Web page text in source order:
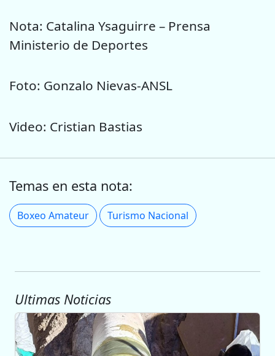
Nota: Catalina Ysaguirre – Prensa
Ministerio de Deportes
Foto: Gonzalo Nievas-ANSL
Video: Cristian Bastias
Temas en esta nota:
Boxeo Amateur Turismo Nacional
Ultimas Noticias